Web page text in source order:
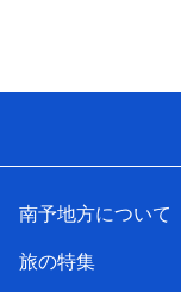
南予地方について
旅の特集